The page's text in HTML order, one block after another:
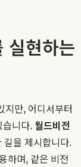
실현하는
지만, 어디서부터
습니다. 월드비전
길을 제시합니다.
하며, 같은 비전